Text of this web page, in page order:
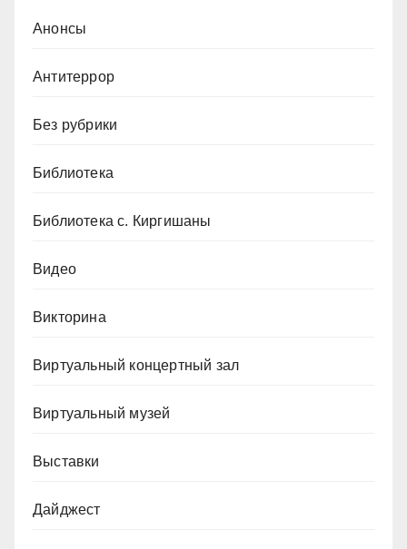
Анонсы
Антитеррор
Без рубрики
Библиотека
Библиотека с. Киргишаны
Видео
Викторина
Виртуальный концертный зал
Виртуальный музей
Выставки
Дайджест